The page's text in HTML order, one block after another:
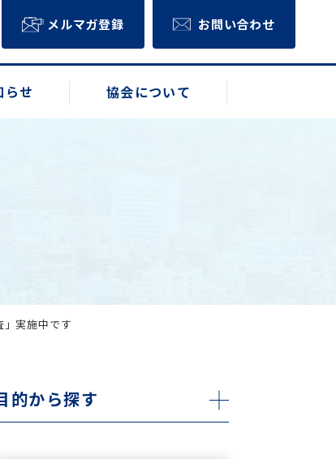
メルマガ登録 お問い合わせ
らせ 協会について
」実施中です
的から探す